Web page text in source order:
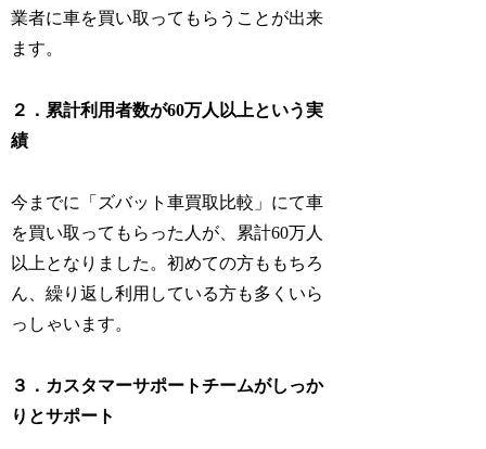
業者に車を買い取ってもらうことが出来
ます。
２．累計利用者数が60万人以上という実
績
今までに「ズバット車買取比較」にて車
を買い取ってもらった人が、累計60万人
以上となりました。初めての方ももちろ
ん、繰り返し利用している方も多くいら
っしゃいます。
３．カスタマーサポートチームがしっか
りとサポート